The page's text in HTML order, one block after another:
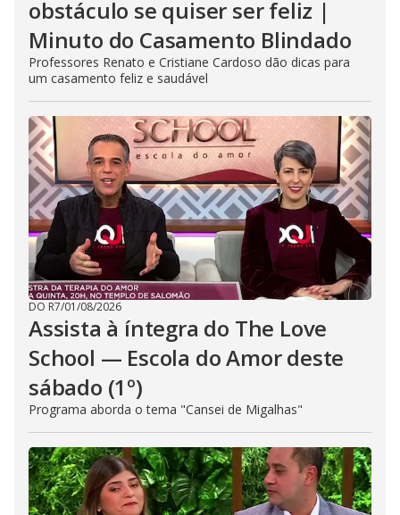
obstáculo se quiser ser feliz |
Minuto do Casamento Blindado
Professores Renato e Cristiane Cardoso dão dicas para
um casamento feliz e saudável
DO R7/01/08/2026
Assista à íntegra do The Love
School — Escola do Amor deste
sábado (1º)
Programa aborda o tema "Cansei de Migalhas"